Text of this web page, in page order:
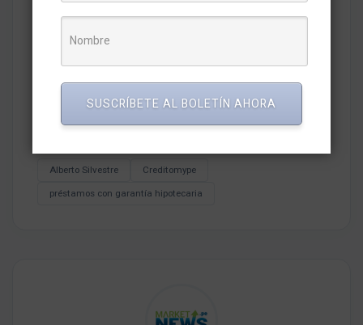
Alberto Silvestre
Creditomype
préstamos con garantía hipotecaria
SUSCRÍBETE AL BOLETÍN AHORA